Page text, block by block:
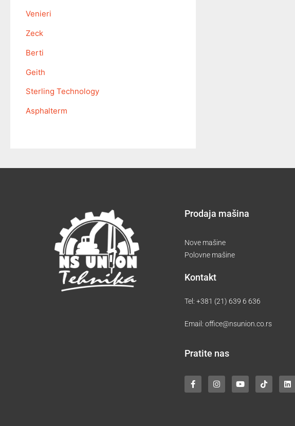
Venieri
Zeck
Berti
Geith
Sterling Technology
Asphalterm
Prodaja mašina
Nove mašine
Polovne mašine
Kontakt
Tel:+381 (21) 639 6 636
Email:office@nsunion.co.rs
Pratite nas
a
c
e
n
s
t
o
u
t
i
k
t
i
n
k